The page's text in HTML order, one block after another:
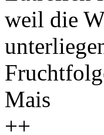
weil die
Mais
++